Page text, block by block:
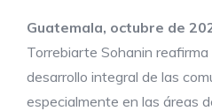
Guatemala, octubre de
Torrebiarte Sohanin
desarrollo integral de las
especialmente en las áreas